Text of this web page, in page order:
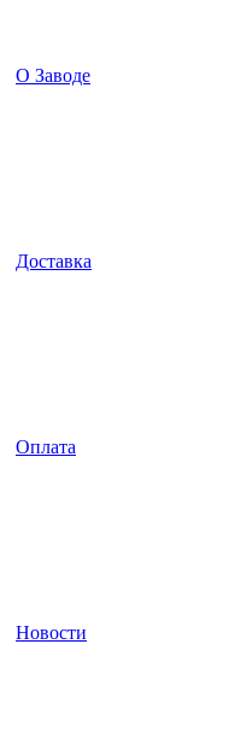
О Заводе
Доставка
Оплата
Новости